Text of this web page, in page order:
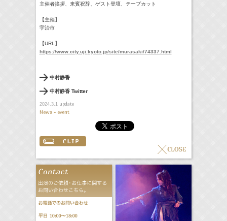
主催者挨拶、来賓祝辞、ゲスト登壇、テープカット
【主催】
宇治市
【URL】
https://www.city.uji.kyoto.jp/site/murasaki/74337.html
中村静香
中村静香 Twitter
2024.3.1update
News - event